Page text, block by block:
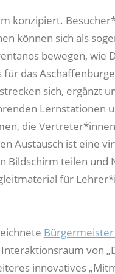
konzipiert.
können sich als
bewegen, wie
für das
sich, ergänzt
Lernstationen
die
Austausch ist eine
Bildschirm teilen und
für
von
innovatives